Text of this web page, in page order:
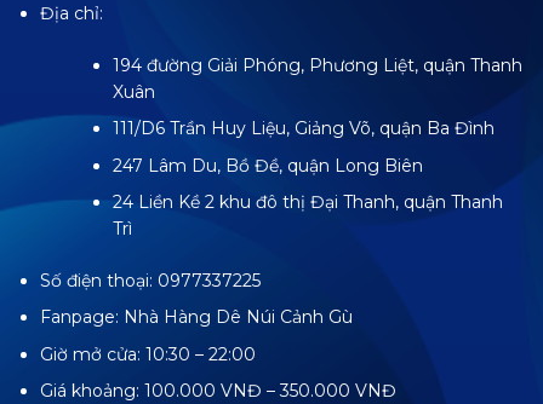
Địa chỉ:
194 đường Giải Phóng, Phương Liệt, quận Thanh
Xuân
111/D6 Trần Huy Liệu, Giảng Võ, quận Ba Đình
247 Lâm Du, Bồ Đề, quận Long Biên
24 Liền Kề 2 khu đô thị Đại Thanh, quận Thanh
Trì
Số điện thoại: 0977337225
Fanpage: Nhà Hàng Dê Núi Cảnh Gù
Giờ mở cửa: 10:30 – 22:00
Giá khoảng: 100.000 VNĐ – 350.000 VNĐ